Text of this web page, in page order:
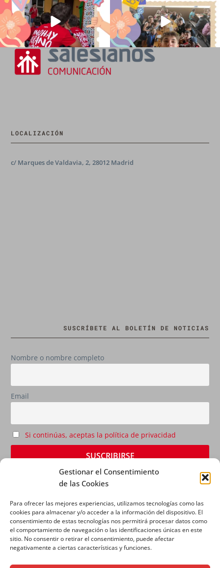
Gestionar el Consentimiento
de las Cookies
Para ofrecer las mejores experiencias, utilizamos tecnologías como las
cookies para almacenar y/o acceder a la información del dispositivo. El
consentimiento de estas tecnologías nos permitirá procesar datos como
el comportamiento de navegación o las identificaciones únicas en este
sitio. No consentir o retirar el consentimiento, puede afectar
negativamente a ciertas características y funciones.
LOCALIZACIÓN
c/ Marques de Valdavia, 2, 28012 Madrid
SUSCRÍBETE AL BOLETÍN DE NOTICIAS
Nombre o nombre completo
Email
Si continúas, aceptas la política de privacidad
AVISO LEGAL|POLÍTICA DE PRIVACIDAD|